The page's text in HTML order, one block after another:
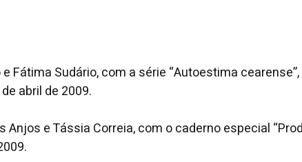
Fátima Sudário, com a série “Autoestima
abril de 2009.
e Tássia Correia, com o caderno especial